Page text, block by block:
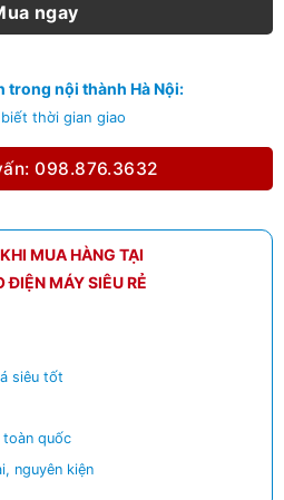
ngay
trong nội thành Hà Nội:
thời gian giao
098.876.3632
MUA HÀNG TẠI
ĐIỆN MÁY SIÊU RẺ
siêu tốt
toàn quốc
nguyên kiện